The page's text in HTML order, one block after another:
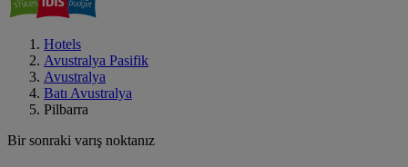
Hotels
Avustralya Pasifik
Avustralya
Batı Avustralya
Pilbarra
Bir sonraki varış noktanız